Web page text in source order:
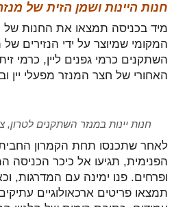
חנות היינות ושמן הזית של
מיד בכניסה תמצאו את החנות של
המקומי שמיוצר על ידי הנזירים
השתקנים כרמי גפנים ליין, כרמי
האחורי של חצר המנזר מפעלי יין
חנות יינות במנזר השתקנים לטרון,
לאחר שתכנסו תחת הקמרון
הפנימית, תגיעו אל כיכר הכניסה
ופרחים. פנו ימינה עם המדרגות,
תמצאו פריטים ארכאולוגיים